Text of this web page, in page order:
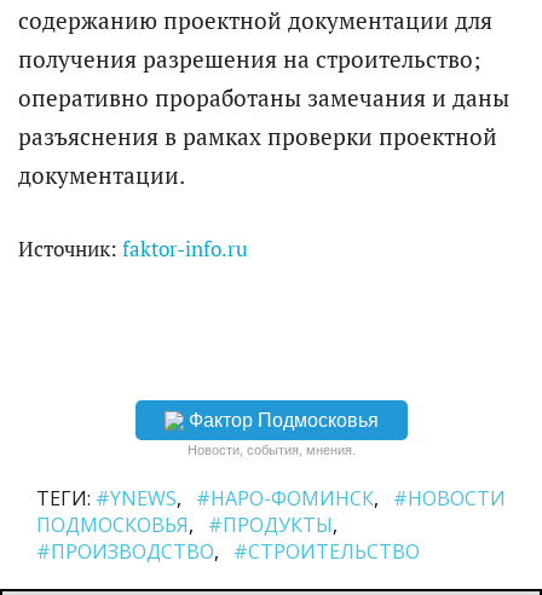
содержанию проектной документации для
получения разрешения на строительство;
оперативно проработаны замечания и даны
разъяснения в рамках проверки проектной
документации.
Источник: faktor-info.ru
Фактор Подмосковья
Новости, события, мнения.
ТЕГИ: #YNEWS #НАРО-ФОМИНСК
#НОВОСТИ
ПОДМОСКОВЬЯ
#ПРОДУКТЫ
#ПРОИЗВОДСТВО
#СТРОИТЕЛЬСТВО